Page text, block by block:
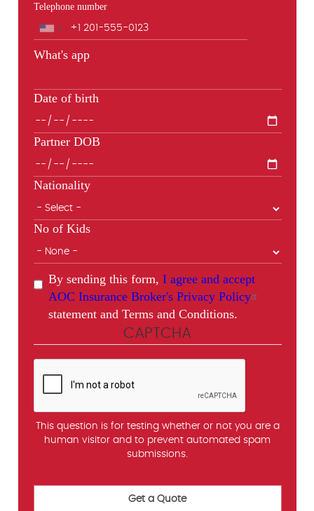
Telephone number
Phone
What's app
Date of birth
Partner DOB
Nationality
No of Kids
By sending this form, I agree and accept
AOC Insurance Broker's Privacy Policy
statement and Terms and Conditions.
CAPTCHA
This question is for testing whether or not you are a
human visitor and to prevent automated spam
submissions.